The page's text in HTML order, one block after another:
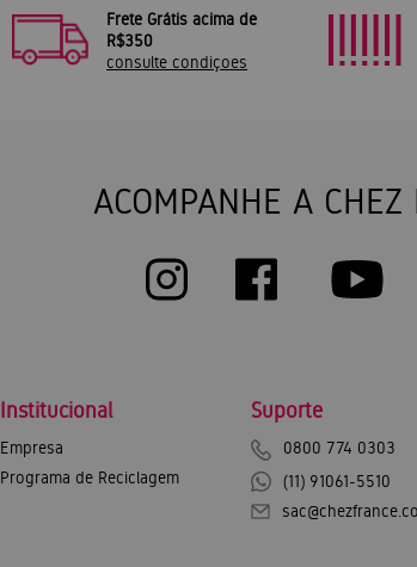
Frete Grátis acima de
R$350
consulte condiçoes
ACOMPANHE A CHEZ
Institucional
Empresa
Programa de Reciclagem
Suporte
0800 774 0303
(11) 91061-5510